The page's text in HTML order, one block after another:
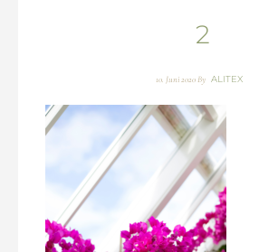
2
10. Juni 2020By ALITEX